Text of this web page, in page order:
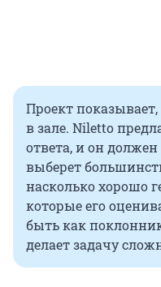
Проект
в зале. Niletto
ответа, и он
выберет
насколько хорошо
которые его
быть как
делает задачу